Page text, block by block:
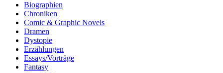
Biographien
Chroniken
Comic & Graphic Novels
Dramen
Dystopie
Erzählungen
Essays/Vorträge
Fantasy